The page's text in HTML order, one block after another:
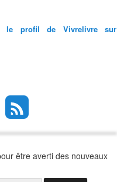
le profil de Vivrelivre sur
être averti des nouveaux